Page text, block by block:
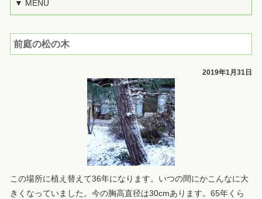
▼ MENU
前庭の松の木
2019年1月31日
この場所に植え替えて36年になります。いつの間にかこんなに大
きくなっていました。今の胸高直径は30cmあります。65年くら